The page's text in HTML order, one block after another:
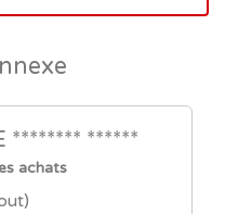
******** ******
achats